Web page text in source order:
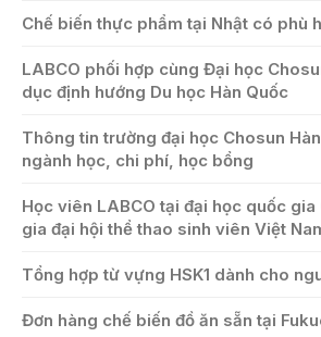
Chế biến thực phẩm tại Nhật có phù
LABCO phối hợp cùng Đại học
dục định hướng Du học Hàn Quốc
Thông tin trường đại học Chosun
ngành học, chi phí, học bổng
Học viên LABCO tại đại học quốc gia
gia đại hội thể thao sinh viên Việt
Tổng hợp từ vựng HSK1 dành cho
Đơn hàng chế biến đồ ăn sẵn tại